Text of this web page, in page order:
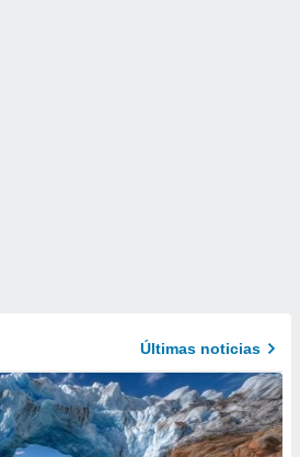
Últimas noticias